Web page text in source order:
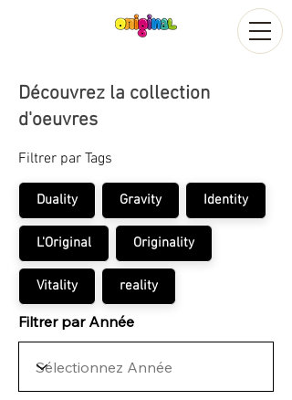
Découvrez la collection
d'oeuvres
Filtrer par Tags
Duality Gravity Identity
L'Original Originality
Vitality reality
Filtrer par Année